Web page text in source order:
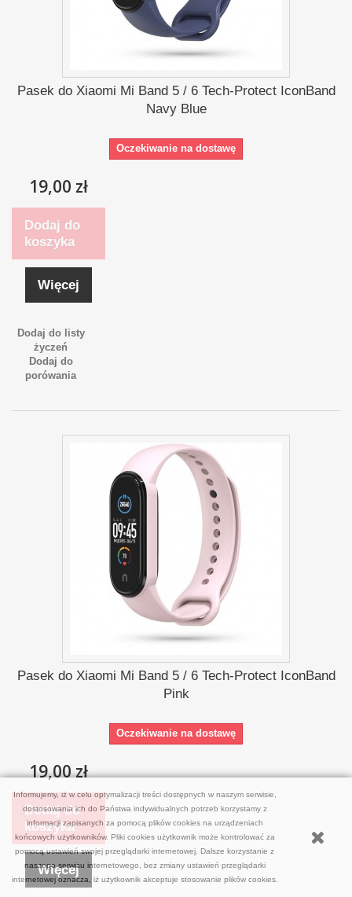
Informujemy, iż w celu optymalizacji treści dostępnych w naszym serwisie,
dostosowania ich do Państwa indywidualnych potrzeb korzystamy z
informacji zapisanych za pomocą plików cookies na urządzeniach
końcowych użytkowników. Pliki cookies użytkownik może kontrolować za
pomocą ustawień swojej przeglądarki internetowej. Dalsze korzystanie z
naszego serwisu internetowego, bez zmiany ustawień przeglądarki
internetowej oznacza, iż użytkownik akceptuje stosowanie plików cookies.
Pasek do Xiaomi Mi Band 5 / 6 Tech-Protect IconBand
Navy Blue
Oczekiwanie na dostawę
19,00 zł
Dodaj do
koszyka
Więcej
Dodaj do listy
życzeń
Dodaj do
porówania
Pasek do Xiaomi Mi Band 5 / 6 Tech-Protect IconBand
Pink
Oczekiwanie na dostawę
19,00 zł
Dodaj do
koszyka
Więcej